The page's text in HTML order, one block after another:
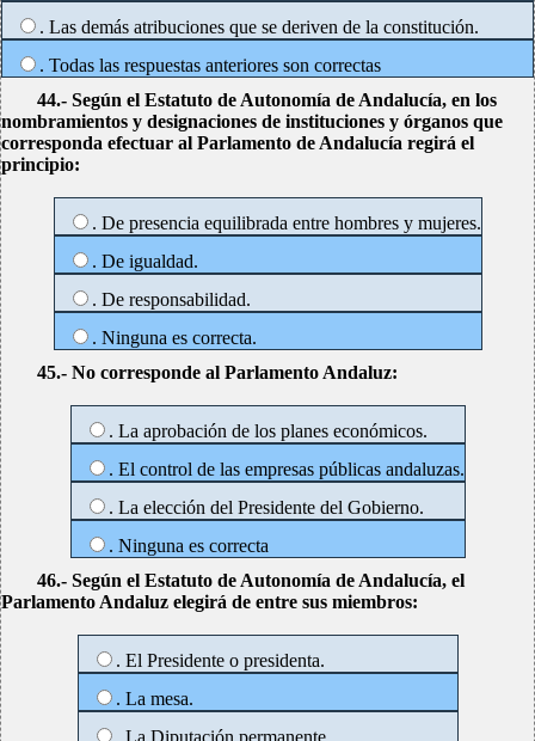
. Las demás atribuciones que se deriven de la constitución.
. Todas las respuestas anteriores son correctas
44.- Según el Estatuto de Autonomía de Andalucía, en los
nombramientos y designaciones de instituciones y órganos que
corresponda efectuar al Parlamento de Andalucía regirá el
principio:
. De presencia equilibrada entre hombres y mujeres.
. De igualdad.
. De responsabilidad.
. Ninguna es correcta.
45.- No corresponde al Parlamento Andaluz:
. La aprobación de los planes económicos.
. El control de las empresas públicas andaluzas.
. La elección del Presidente del Gobierno.
. Ninguna es correcta
46.- Según el Estatuto de Autonomía de Andalucía, el
Parlamento Andaluz elegirá de entre sus miembros:
. El Presidente o presidenta.
. La mesa.
. La Diputación permanente.